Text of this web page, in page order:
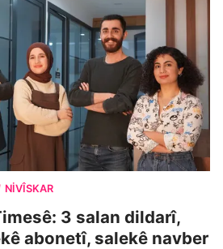
NIVÎSKAR
3 salan dildarî,
abonetî, salekê navber